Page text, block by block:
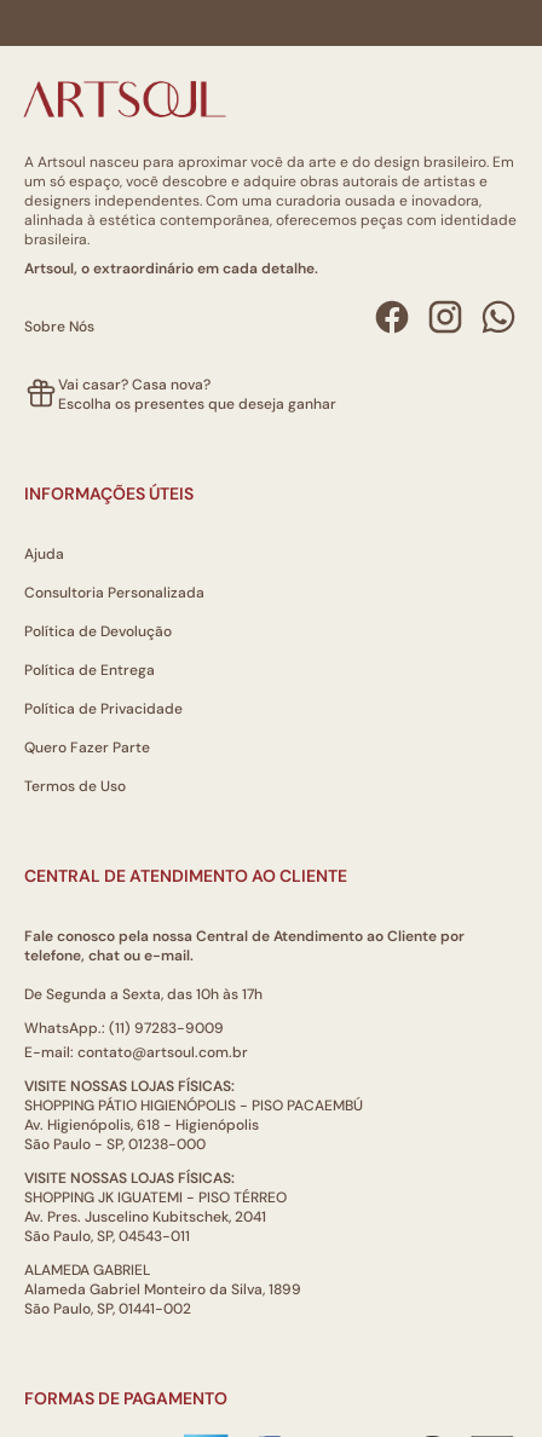
A Artsoul nasceu para aproximar você da arte e do design brasileiro. Em
um só espaço, você descobre e adquire obras autorais de artistas e
designers independentes. Com uma curadoria ousada e inovadora,
alinhada à estética contemporânea, oferecemos peças com identidade
brasileira.
Artsoul, o extraordinário em cada detalhe.
Sobre Nós
Vai casar? Casa nova?
Escolha os presentes que deseja ganhar
INFORMAÇÕES ÚTEIS
Ajuda
Consultoria Personalizada
Política de Devolução
Política de Entrega
Política de Privacidade
Quero Fazer Parte
Termos de Uso
CENTRAL DE ATENDIMENTO AO CLIENTE
Fale conosco pela nossa Central de Atendimento ao Cliente por
telefone, chat ou e-mail.
De Segunda a Sexta, das 10h às 17h
WhatsApp.: (11) 97283-9009
E-mail: contato@artsoul.com.br
VISITE NOSSAS LOJAS FÍSICAS:
SHOPPING PÁTIO HIGIENÓPOLIS - PISO PACAEMBÚ
Av. Higienópolis, 618 - Higienópolis
São Paulo - SP, 01238-000
VISITE NOSSAS LOJAS FÍSICAS:
SHOPPING JK IGUATEMI - PISO TÉRREO
Av. Pres. Juscelino Kubitschek, 2041
São Paulo, SP, 04543-011
ALAMEDA GABRIEL
Alameda Gabriel Monteiro da Silva, 1899
São Paulo, SP, 01441-002
FORMAS DE PAGAMENTO